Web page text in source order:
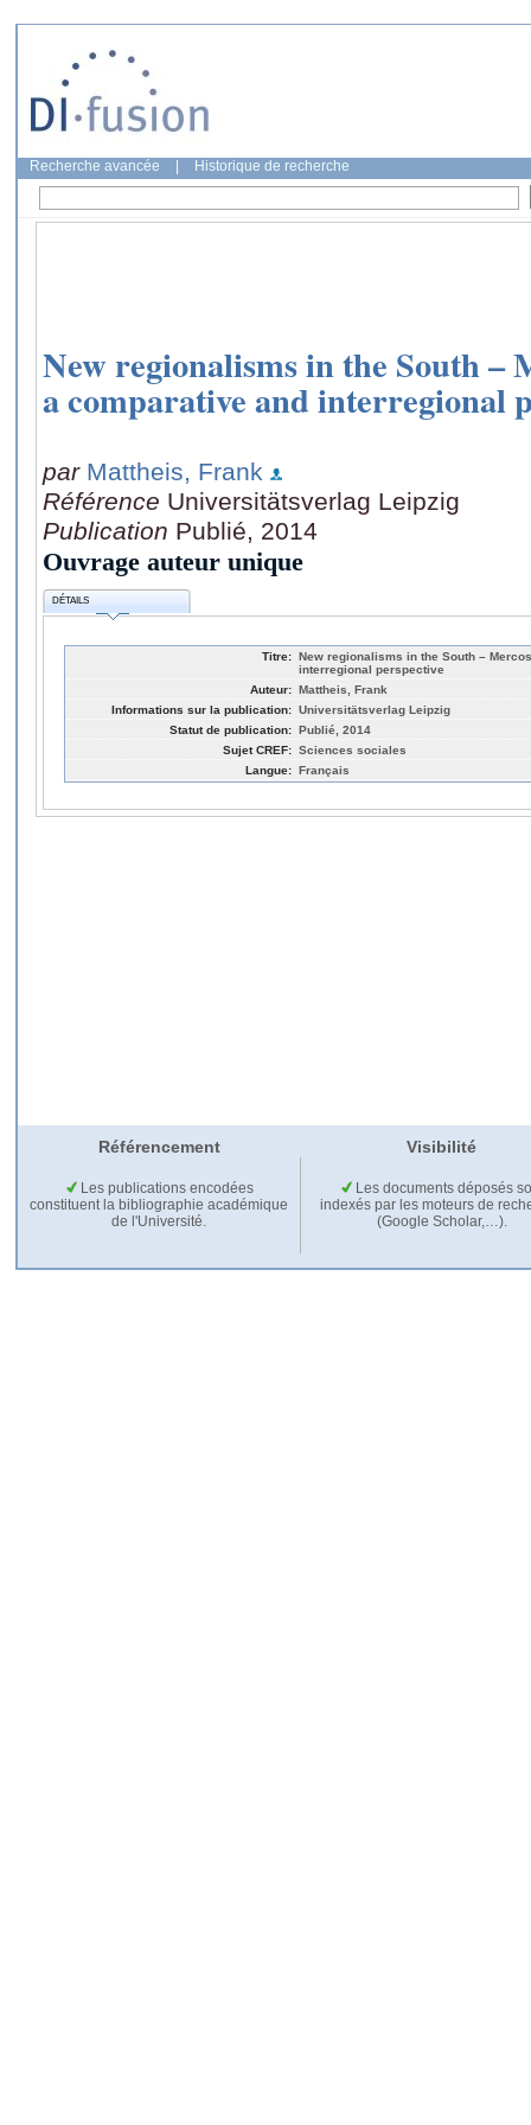
Recherche avancée Historique de recherche
New regionalisms in the South –
a comparative and interregional
par Mattheis, Frank
Référence Universitätsverlag Leipzig
Publication Publié, 2014
Ouvrage auteur unique
DÉTAILS
Titre: New regionalisms in the South –
interregional perspective
Auteur: Mattheis, Frank
Informations sur la publication: Universitätsverlag Leipzig
Statut de publication: Publié, 2014
Sujet CREF: Sciences sociales
Langue: Français
Référencement Visibilité
Les publications encodées
constituent la bibliographie académique
de l'Université.
Les documents déposés
indexés par les moteurs de
(Google Scholar,…).